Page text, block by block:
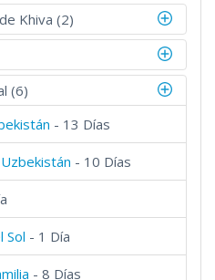
Khiva (2)
(6)
- 13 Días
- 10 Días
Sol - 1 Día
- 8 Días